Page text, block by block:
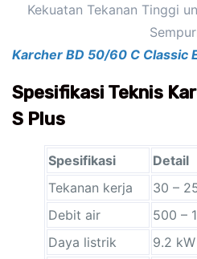
Kekuatan Tekanan Tinggi
Karcher BD 50/60 C Classic
Spesifikasi Teknis
S Plus
Spesifikasi
Detail
Tekanan kerja
30 –
Debit air
500 –
Daya listrik
9.2